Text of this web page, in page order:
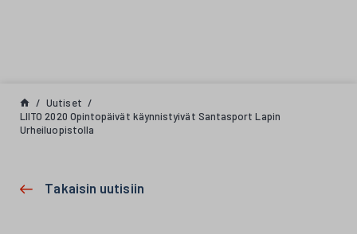
Uutiset
LIITO 2020 Opintopäivät käynnistyivät Santasport Lapin
Urheiluopistolla
Takaisin uutisiin